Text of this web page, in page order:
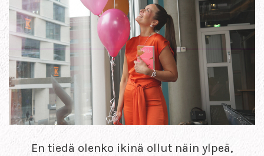
En tiedä olenko ikinä ollut näin ylpeä,